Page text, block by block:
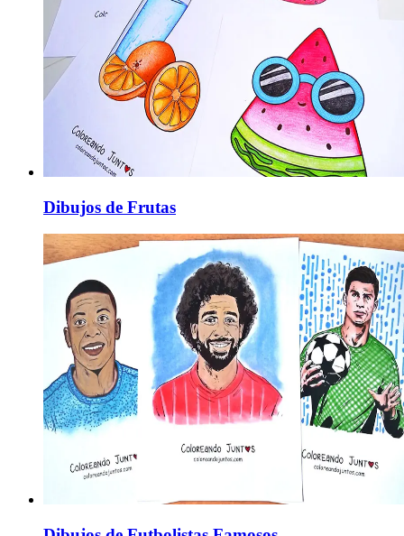
Dibujos de Frutas